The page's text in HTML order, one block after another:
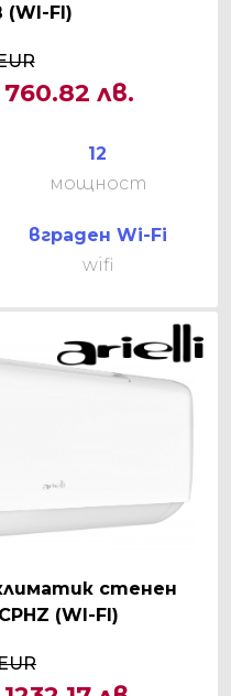
(WI-FI)
лв.
12
мощност
вграден Wi-Fi
wifi
стенен
(WI-FI)